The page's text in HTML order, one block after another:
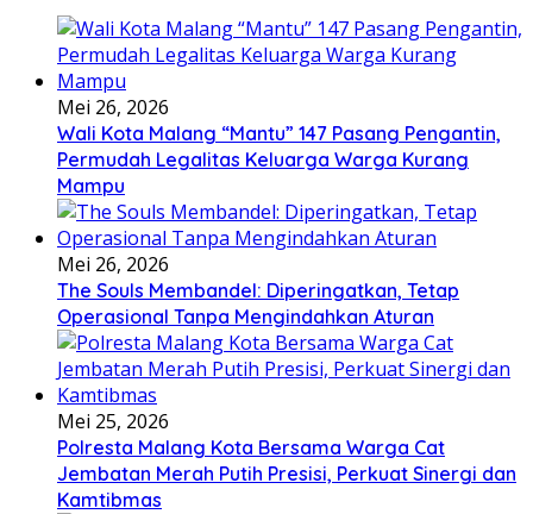
Mei 26, 2026
Wali Kota Malang “Mantu” 147 Pasang Pengantin,
Permudah Legalitas Keluarga Warga Kurang
Mampu
Mei 26, 2026
The Souls Membandel: Diperingatkan, Tetap
Operasional Tanpa Mengindahkan Aturan
Mei 25, 2026
Polresta Malang Kota Bersama Warga Cat
Jembatan Merah Putih Presisi, Perkuat Sinergi dan
Kamtibmas